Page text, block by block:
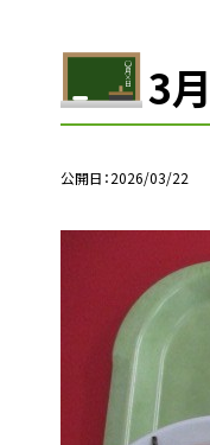
3
公開日 2026/03/22